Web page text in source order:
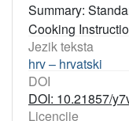
Summary:
Cooking
Jezik teksta
hrv – hrvatski
DOI
DOI: 10.21857/
Licencije